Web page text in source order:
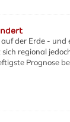
der Erde -
regional
Prognose